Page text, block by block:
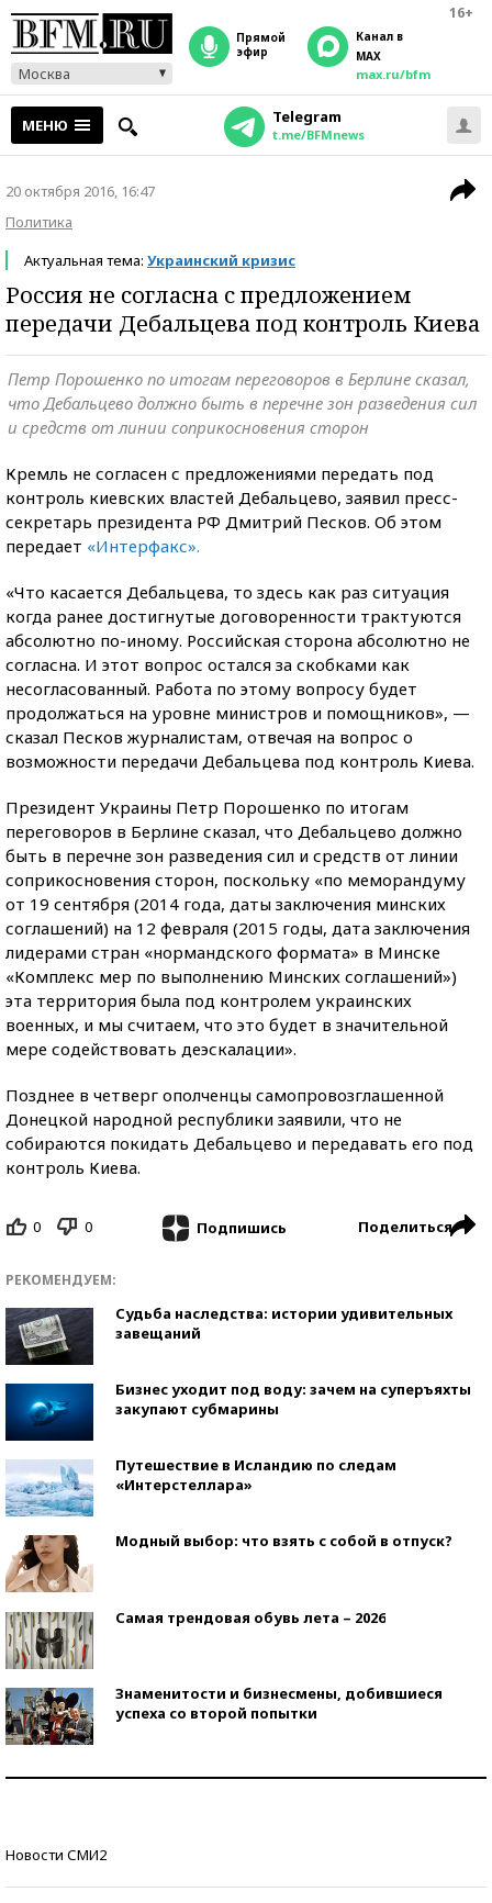
16+
Москва
прямой
эфир
Канал в
MAX
max.ru/bfm
МЕНЮ Telegram
t.me/BFMnews
20 октября 2016, 16:47
Политика
Актуальная тема: Украинский кризис
Россия не согласна с предложением
передачи Дебальцева под контроль Киева
Петр Порошенко по итогам переговоров в Берлине сказал,
что Дебальцево должно быть в перечне зон разведения сил
и средств от линии соприкосновения сторон
Кремль не согласен с предложениями передать под
контроль киевских властей Дебальцево, заявил пресс-
секретарь президента РФ Дмитрий Песков. Об этом
передает «Интерфакс».
«Что касается Дебальцева, то здесь как раз ситуация
когда ранее достигнутые договоренности трактуются
абсолютно по-иному. Российская сторона абсолютно не
согласна. И этот вопрос остался за скобками как
несогласованный. Работа по этому вопросу будет
продолжаться на уровне министров и помощников», —
сказал Песков журналистам, отвечая на вопрос о
возможности передачи Дебальцева под контроль Киева.
Президент Украины Петр Порошенко по итогам
переговоров в Берлине сказал, что Дебальцево должно
быть в перечне зон разведения сил и средств от линии
соприкосновения сторон, поскольку «по меморандуму
от 19 сентября (2014 года, даты заключения минских
соглашений) на 12 февраля (2015 годы, дата заключения
лидерами стран «нормандского формата» в Минске
«Комплекс мер по выполнению Минских соглашений»)
эта территория была под контролем украинских
военных, и мы считаем, что это будет в значительной
мере содействовать деэскалации».
Позднее в четверг ополченцы самопровозглашенной
Донецкой народной республики заявили, что не
собираются покидать Дебальцево и передавать его под
контроль Киева.
0 0 Подпишись Поделиться
РЕКОМЕНДУЕМ:
Судьба наследства: истории удивительных
завещаний
Бизнес уходит под воду: зачем на суперъяхты
закупают субмарины
Путешествие в Исландию по следам
«Интерстеллара»
Модный выбор: что взять с собой в отпуск?
Самая трендовая обувь лета – 2026
Знаменитости и бизнесмены, добившиеся
успеха со второй попытки
Новости СМИ2